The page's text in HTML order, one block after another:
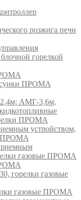
розжига печи
горелкой
ПРОМА
АМГ-3,6м,
ПРОМА
устройством,
ПРОМА
газовые ПРОМА
горелки газовые
газовые ПРОМА